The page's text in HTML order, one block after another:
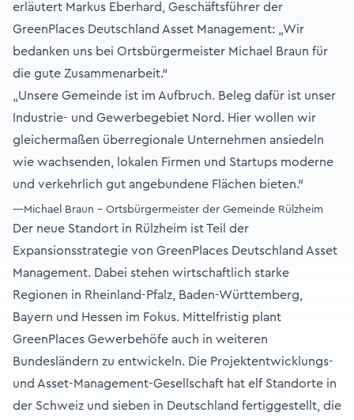
erläutert Markus Eberhard, Geschäftsführer der
GreenPlaces Deutschland Asset Management: „Wir
bedanken uns bei Ortsbürgermeister Michael Braun für
die gute Zusammenarbeit.“
„Unsere Gemeinde ist im Aufbruch. Beleg dafür ist unser
Industrie- und Gewerbegebiet Nord. Hier wollen wir
gleichermaßen überregionale Unternehmen ansiedeln
wie wachsenden, lokalen Firmen und Startups moderne
und verkehrlich gut angebundene Flächen bieten.“
—Michael Braun - Ortsbürgermeister der Gemeinde Rülzheim
Der neue Standort in Rülzheim ist Teil der
Expansionsstrategie von GreenPlaces Deutschland Asset
Management. Dabei stehen wirtschaftlich starke
Regionen in Rheinland-Pfalz, Baden-Württemberg,
Bayern und Hessen im Fokus. Mittelfristig plant
GreenPlaces Gewerbehöfe auch in weiteren
Bundesländern zu entwickeln. Die Projektentwicklungs-
und Asset-Management-Gesellschaft hat elf Standorte in
der Schweiz und sieben in Deutschland fertiggestellt, die